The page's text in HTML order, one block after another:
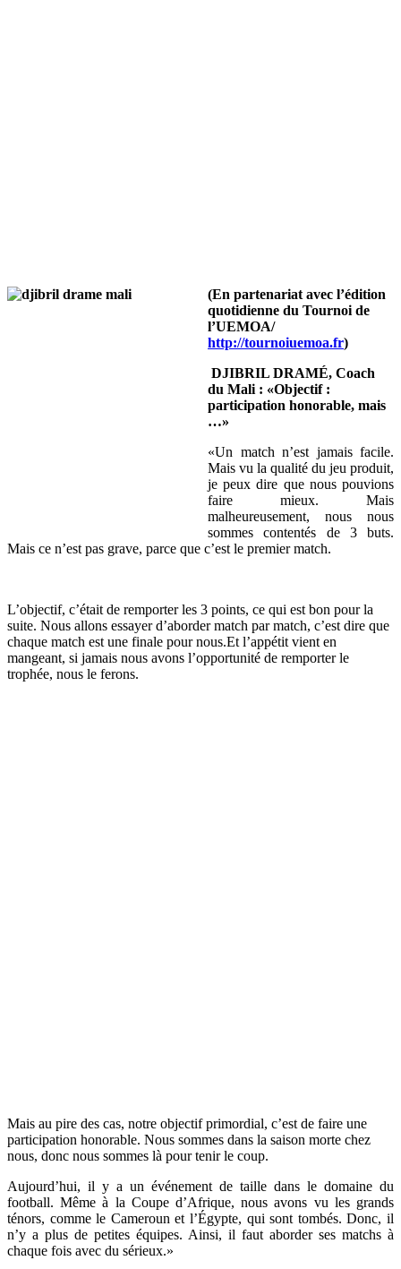
(En partenariat avec l’édition
quotidienne du Tournoi de
l’UEMOA/
http://tournoiuemoa.fr)
DJIBRIL DRAMÉ, Coach
du Mali : «Objectif :
participation honorable, mais
…»
«Un match n’est jamais facile.
Mais vu la qualité du jeu produit,
je peux dire que nous pouvions
faire mieux. Mais
malheureusement, nous nous
sommes contentés de 3 buts.
Mais ce n’est pas grave, parce que c’est le premier match.
L’objectif, c’était de remporter les 3 points, ce qui est bon pour la
suite. Nous allons essayer d’aborder match par match, c’est dire que
chaque match est une finale pour nous.Et l’appétit vient en
mangeant, si jamais nous avons l’opportunité de remporter le
trophée, nous le ferons.
Mais au pire des cas, notre objectif primordial, c’est de faire une
participation honorable. Nous sommes dans la saison morte chez
nous, donc nous sommes là pour tenir le coup.
Aujourd’hui, il y a un événement de taille dans le domaine du
football. Même à la Coupe d’Afrique, nous avons vu les grands
ténors, comme le Cameroun et l’Égypte, qui sont tombés. Donc, il
n’y a plus de petites équipes. Ainsi, il faut aborder ses matchs à
chaque fois avec du sérieux.»